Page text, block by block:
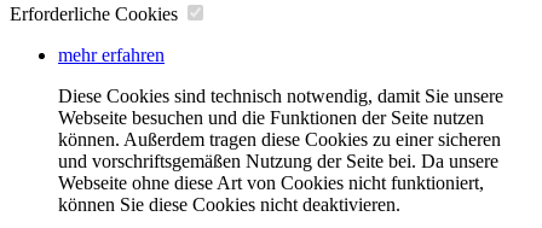
Erforderliche Cookies
mehr erfahren
Diese Cookies sind technisch notwendig, damit Sie unsere
Webseite besuchen und die Funktionen der Seite nutzen
können. Außerdem tragen diese Cookies zu einer sicheren
und vorschriftsgemäßen Nutzung der Seite bei. Da unsere
Webseite ohne diese Art von Cookies nicht funktioniert,
können Sie diese Cookies nicht deaktivieren.